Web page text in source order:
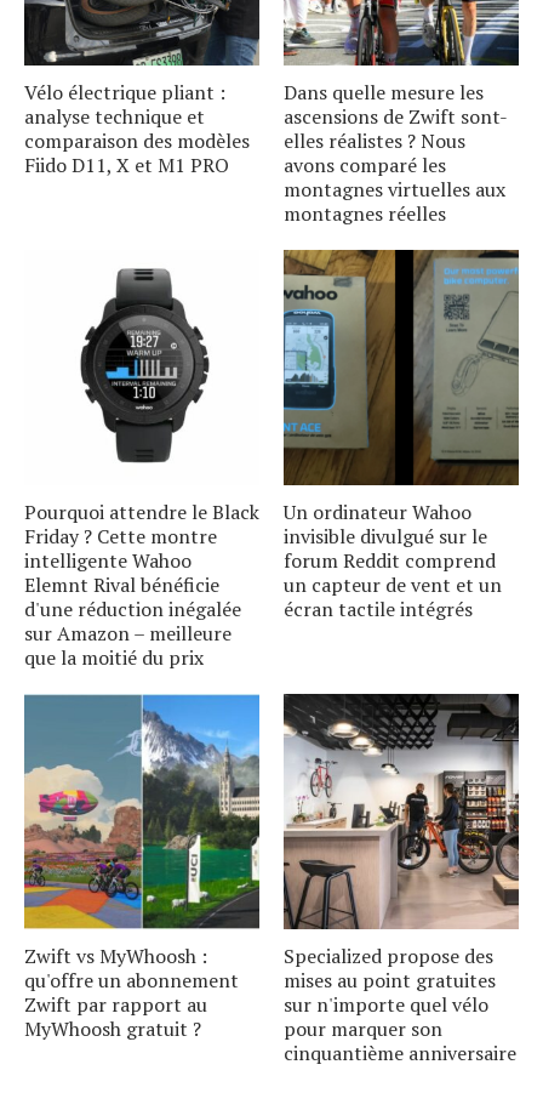
Vélo électrique pliant :
analyse technique et
comparaison des modèles
Fiido D11, X et M1 PRO
Dans quelle mesure les
ascensions de Zwift sont-
elles réalistes ? Nous
avons comparé les
montagnes virtuelles aux
montagnes réelles
Pourquoi attendre le Black
Friday ? Cette montre
intelligente Wahoo
Elemnt Rival bénéficie
d'une réduction inégalée
sur Amazon – meilleure
que la moitié du prix
Un ordinateur Wahoo
invisible divulgué sur le
forum Reddit comprend
un capteur de vent et un
écran tactile intégrés
Zwift vs MyWhoosh :
qu'offre un abonnement
Zwift par rapport au
MyWhoosh gratuit ?
Specialized propose des
mises au point gratuites
sur n'importe quel vélo
pour marquer son
cinquantième anniversaire